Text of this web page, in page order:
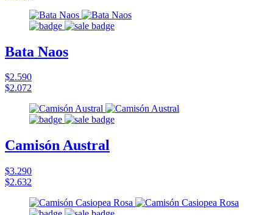
Bata Naos
$2.590
$2.072
Camisón Austral
$3.290
$2.632